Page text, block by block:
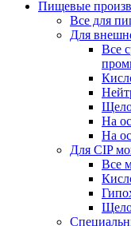
Пищевые
Все для
Для
Все
На
На
Для CIP
Все